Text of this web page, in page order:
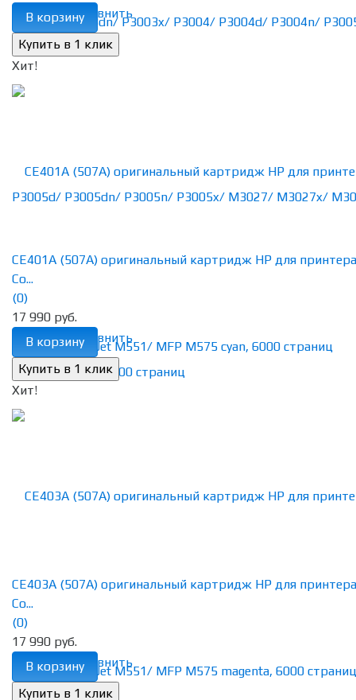
избранное сравнить
В корзину
Хит!
избранное сравнить
CE401A (507A) оригинальный картридж HP для
Co...
(0)
17 990 руб.
В корзину
Хит!
избранное сравнить
CE403A (507A) оригинальный картридж HP для
Co...
(0)
17 990 руб.
В корзину